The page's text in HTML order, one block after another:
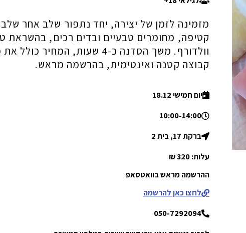
מזמינה לזמן של יצירה, יחד נתפור שלב אחר שלב
קטיפה, מחומרים טבעיים ובדים רכים, בהשראת
וולדורף. משך הסדנה כ-4 שעות,
קבוצה קטנה ואינטימית, בהרשמה מראש.
יום חמישי 18.12
10:00-14:00
ברקת 17, בית 2
עלות: 320 ₪
ההרשמה מראש בוואטסאפ
לחצו כאן להרשמה
050-7292094